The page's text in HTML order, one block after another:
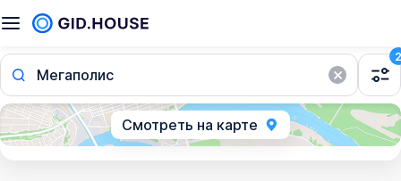
Мегаполис
2
Смотреть на карте